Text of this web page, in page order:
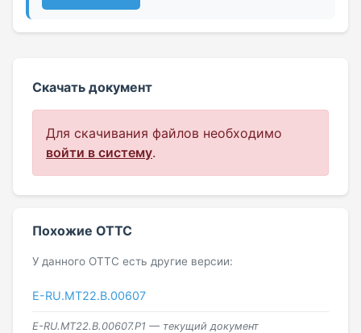
Скачать документ
Для скачивания файлов необходимо
войти в систему.
Похожие ОТТС
У данного ОТТС есть другие версии:
E-RU.MT22.В.00607
E-RU.MT22.В.00607.Р1 — текущий документ